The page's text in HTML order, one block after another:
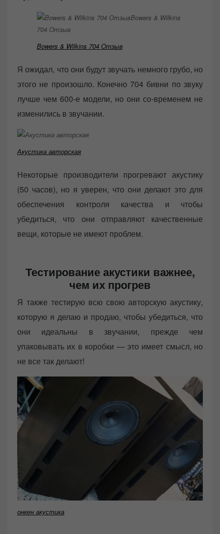
Bowers & Wilkins 704 Отзыв
Я ожидал, что они будут звучать немного грубо, но
этого не произошло. Конечно 704 бивни по звуку
лучше чем 600-е модели, но они со-временем не
изменились в звучании.
Акустика авторская
Некоторые производители прогревают акустику
(50 часов), но я уверен, что они делают это для
обеспечения контроля качества и чтобы
убедиться, что они отправляют качественные
вещи, которые не имеют проблем.
Тестирование акустики важнее,
чем их прогрев
Я также тестирую всю свою авторскую акустику,
которую я делаю и продаю, чтобы убедиться, что
они идеальны в звучании, прежде чем
упаковывать их в коробки — это имеет смысл, но
не все так делают!
онкен акустика